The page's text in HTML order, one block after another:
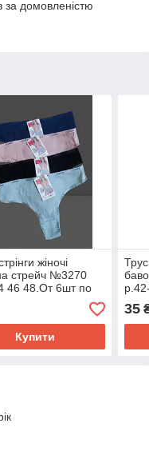
за домовленістю
жіночі
стрейч №3270
46 48.От 6шт по
Купити
35